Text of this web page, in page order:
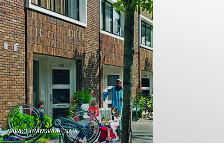
BAIRRO TRANSVAAL, HAIA